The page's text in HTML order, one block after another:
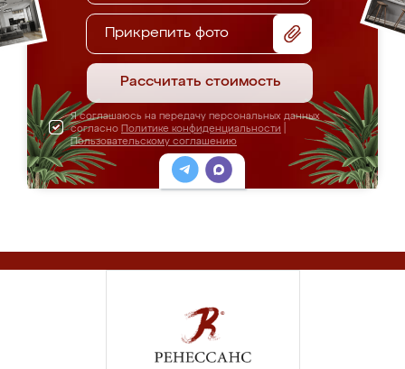
Прикрепить фото
Рассчитать стоимость
Я соглашаюсь на передачу персональных данных
согласно Политике конфиденциальности
Пользовательскому соглашению